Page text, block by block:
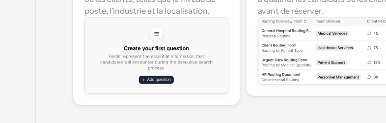
poste, l'industrie et la localisation.
avant de réserver.